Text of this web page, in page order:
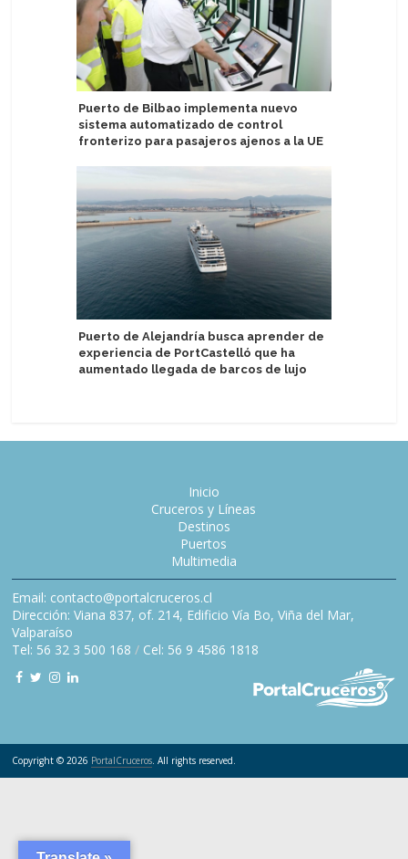
Puerto de Bilbao implementa nuevo
sistema automatizado de control
fronterizo para pasajeros ajenos a la UE
Puerto de Alejandría busca aprender de
experiencia de PortCastelló que ha
aumentado llegada de barcos de lujo
Inicio
Cruceros y Líneas
Destinos
Puertos
Multimedia
Email: contacto@portalcruceros.cl
Dirección: Viana 837, of. 214, Edificio Vía Bo, Viña del Mar,
Valparaíso
Tel: 56 32 3 500 168 / Cel: 56 9 4586 1818
Copyright © 2026 PortalCruceros. All rights reserved.